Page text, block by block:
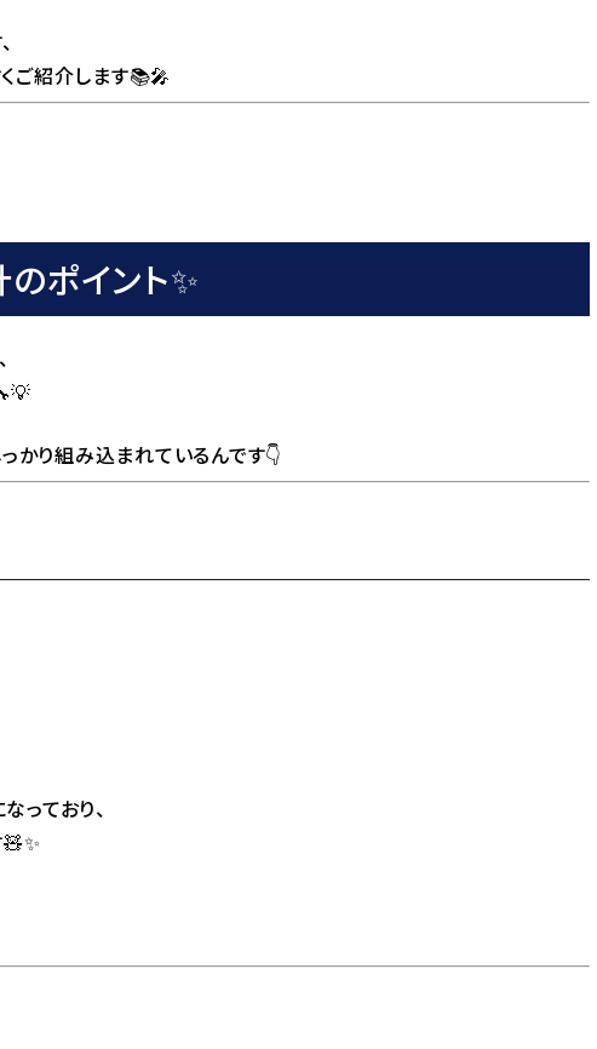
ご紹介します📚🎤
ポイント✨
り組み込まれているんです👇
っており、